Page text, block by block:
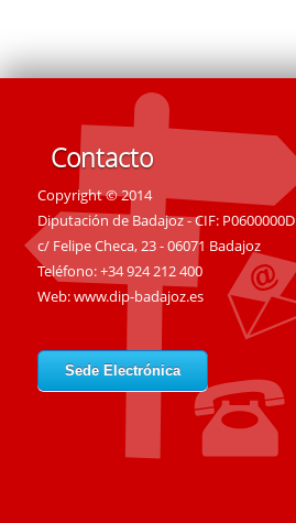
Contacto
Copyright © 2014
Diputación de Badajoz - CIF: P0600000D
c/ Felipe Checa, 23 - 06071 Badajoz
Teléfono: +34 924 212 400
Web:www.dip-badajoz.es
Sede Electrónica